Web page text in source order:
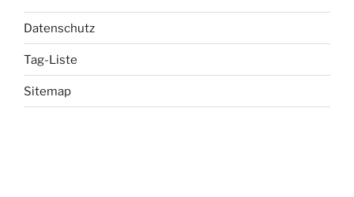
Datenschutz
Tag-Liste
Sitemap